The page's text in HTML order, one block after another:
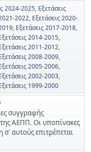
2024-2025 Εξετάσεις
2022 Εξετάσεις 2020-
Εξετάσεις 2017-2018
2014-2015
2011-2012
2008-2009
2005-2006
2002-2003
1999-2000
συγγραφής
ΑΕΠΠ. Οι υποπίνακες
αυτούς επιτρέπεται